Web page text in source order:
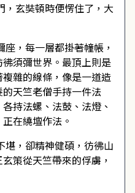
，玄奘頓時便愣住了，大
，每一層都掛著幢帳，
須彌世界。最頂上則是
雜的線條，像是一道造
天竺老僧手持一件法
持法螺、法鼓、法燈、
在繞壇作法。
堪，卻精神健碩，彷彿山
策從天竺帶來的俘虜，